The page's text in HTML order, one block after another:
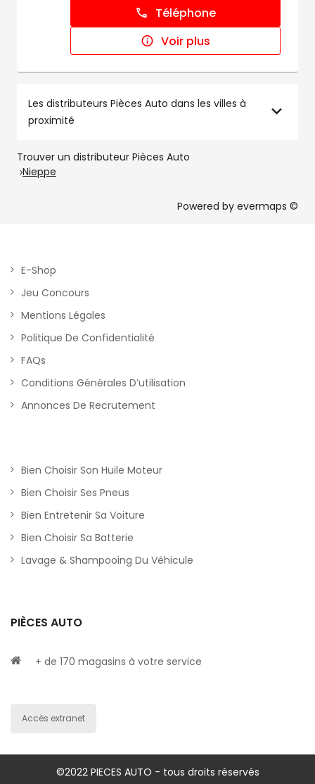
Téléphone
Voir plus
Les distributeurs Pièces Auto dans les villes à
proximité
Trouver un distributeur Pièces Auto
Nieppe
Powered by evermaps ©
E-Shop
Jeu Concours
Mentions Légales
Politique De Confidentialité
FAQs
Conditions Générales D’utilisation
Annonces De Recrutement
Bien Choisir Son Huile Moteur
Bien Choisir Ses Pneus
Bien Entretenir Sa Voiture
Bien Choisir Sa Batterie
Lavage & Shampooing Du Véhicule
PIÈCES AUTO
+ de 170 magasins à votre service
Accès extranet
©2022 PIECES AUTO - tous droits réservés